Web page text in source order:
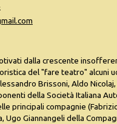
dalla crescente
del "fare teatro" alcuni
Brissoni, Aldo
della Società Italiana
principali compagnie
Ugo Giannangeli della